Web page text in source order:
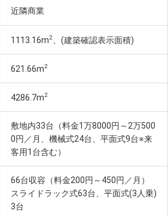
260m)
近隣商業
1113.16m2 、(建築確認表示面積)
621.66m2
4286.7m2
敷地内33台（料金1万8000円～2万500
0円／月、機械式24台、平面式9台※来
客用1台含む）
66台収容（料金200円～450円／月）
スライドラック式63台、平面式(3人乗)
3台